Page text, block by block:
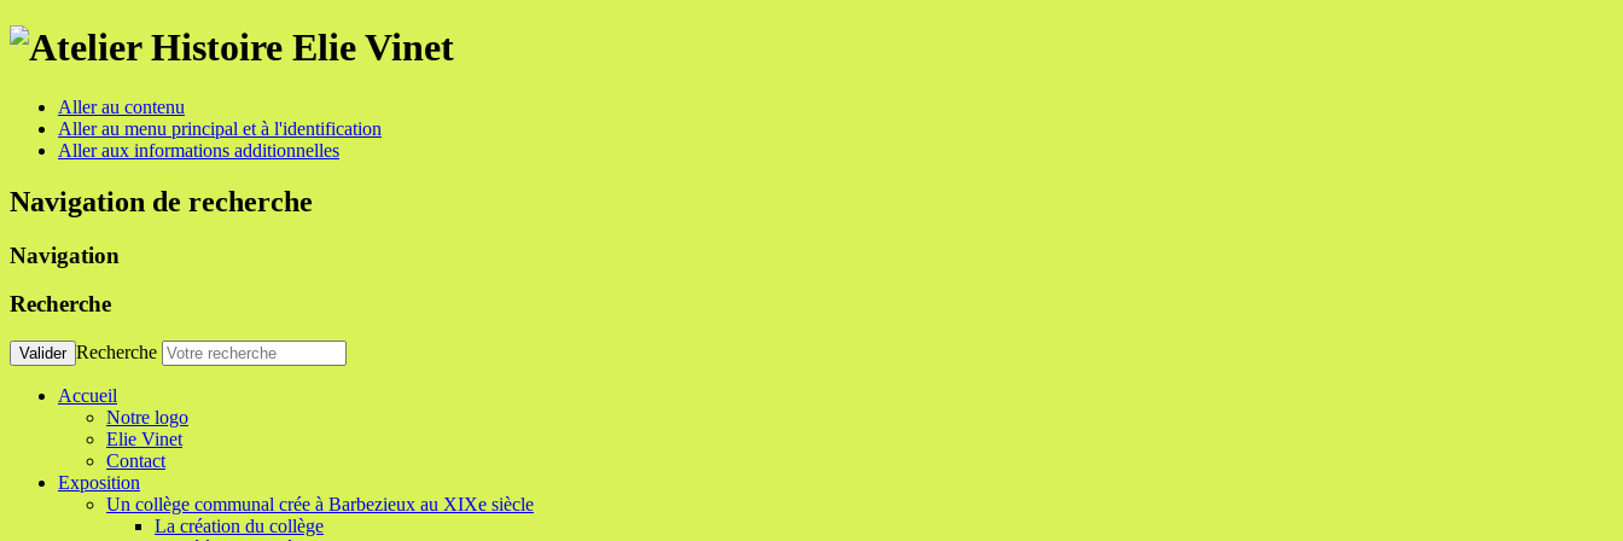
Aller au contenu
Aller au menu principal et à l'identification
Aller aux informations additionnelles
Navigation de recherche
Navigation
Recherche
Valider Recherche
Accueil
Notre logo
Elie Vinet
Contact
Exposition
Un collège communal crée à Barbezieux au XIXe siècle
La création du collège